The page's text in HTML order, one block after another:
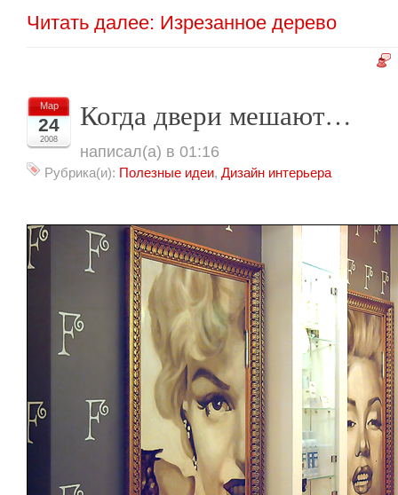
Читать далее: Изрезанное дерево
Мар
24
2008
Когда двери мешают…
написал(а) в 01:16
Рубрика(и): Полезные идеи, Дизайн интерьера